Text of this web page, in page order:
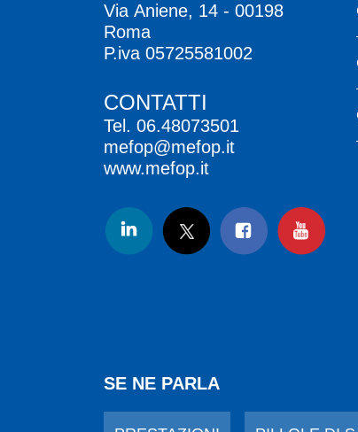
Via Aniene, 14 - 00198
Roma
P.iva 05725581002
CONTATTI
Tel. 06.48073501
mefop@mefop.it
www.mefop.it
SE NE PARLA